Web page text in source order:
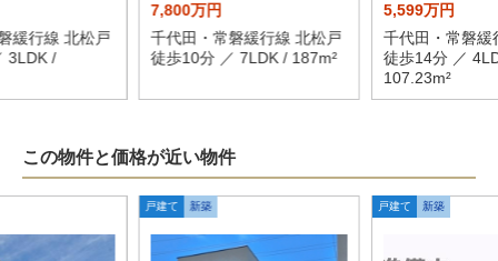
緩行線 北松戸
3LDK /
7,800万円
千代田・常磐緩行線 北松戸
徒歩10分 ／ 7LDK / 187m²
5,599万円
千代田・常磐緩
徒歩14分 ／
107.23m²
この物件と価格が近い物件
戸建て 新築 戸建て 新築